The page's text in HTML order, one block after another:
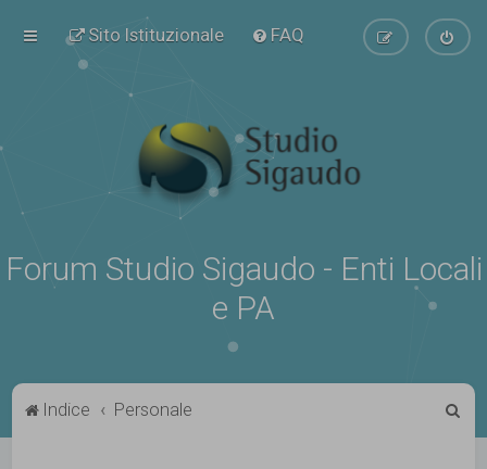
Sito Istituzionale FAQ
Forum Studio Sigaudo - Enti Locali
e PA
Indice Personale